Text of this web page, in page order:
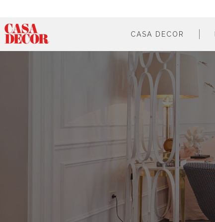
CASA DECOR
¿qué es?
en cifras
cómo participar
en los medios